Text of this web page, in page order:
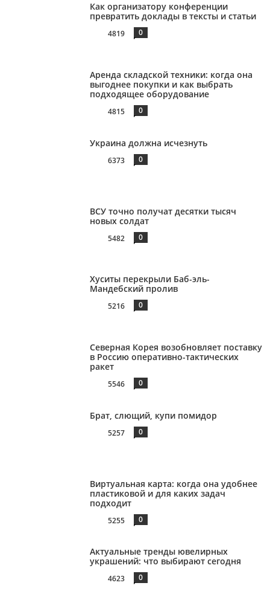
Как организатору конференции
превратить доклады в тексты и статьи
4819 0
Аренда складской техники: когда она
выгоднее покупки и как выбрать
подходящее оборудование
4815 0
Украина должна исчезнуть
6373 0
ВСУ точно получат десятки тысяч
новых солдат
5482 0
Хуситы перекрыли Баб-эль-
Мандебский пролив
5216 0
Северная Корея возобновляет поставку
в Россию оперативно-тактических
ракет
5546 0
Брат, слющий, купи помидор
5257 0
Виртуальная карта: когда она удобнее
пластиковой и для каких задач
подходит
5255 0
Актуальные тренды ювелирных
украшений: что выбирают сегодня
4623 0